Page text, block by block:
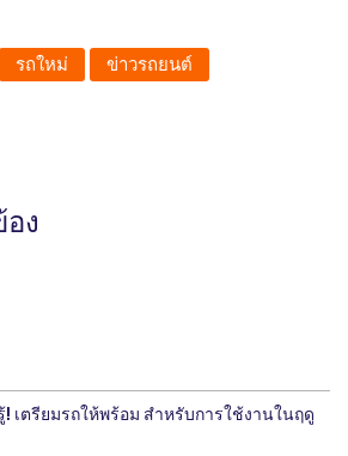
รถใหม่ ข่าวรถยนต์
ง
! เตรียมรถให้พร้อม สำหรับการใช้งานในฤดู